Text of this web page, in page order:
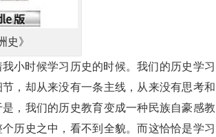
史》
小时候学习历史的时候。我们的历史学习
，却从来没有一条主线，从来没有思考和
，我们的历史教育变成一种民族自豪感教
历史之中，看不到全貌。而这恰恰是学习